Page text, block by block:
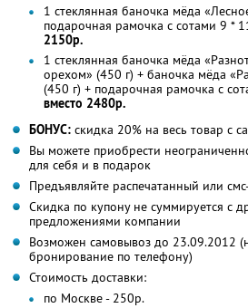
1 стеклянная баночка мёда
подарочная рамочка с сотами 9 *
2150р.
1 стеклянная баночка мёда
орехом» (450 г) + баночка мёда
(450 г) + подарочная рамочка с
вместо 2480р.
БОНУС: скидка 20% на весь товар с
Вы можете приобрести
для себя и в подарок
Предъявляйте распечатанный или
Скидка по купону не суммируется с
предложениями компании
Возможен самовывоз до 23.09.2012
бронирование по телефону)
Стоимость доставки:
по Москве - 250р.